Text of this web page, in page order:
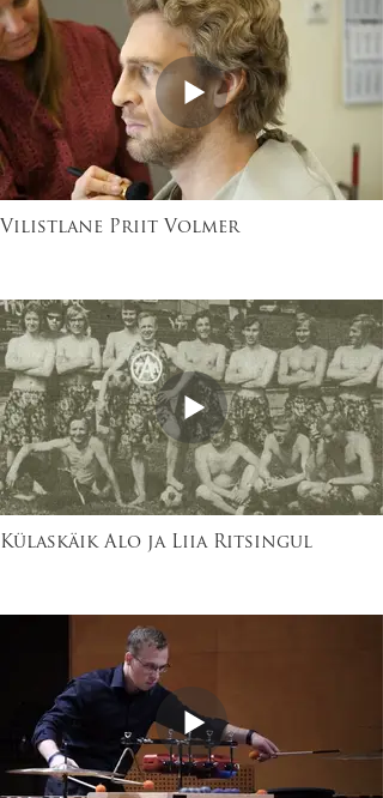
Vilistlane Priit Volmer
Külaskäik Alo ja Liia Ritsingul